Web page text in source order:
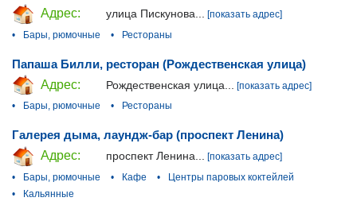
Адрес:
улица Пискунова...
[показать адрес]
•
Бары, рюмочные • Рестораны
Папаша Билли, ресторан (Рождественская улица)
Адрес:
Рождественская улица...
[показать адрес]
•
Бары, рюмочные • Рестораны
Галерея дыма, лаундж-бар (проспект Ленина)
Адрес:
проспект Ленина... [показать адрес]
•
Бары, рюмочные • Кафе •
Центры паровых коктейлей
•
Кальянные